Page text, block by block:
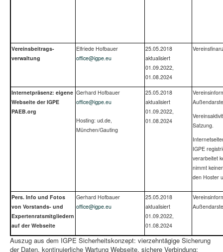
Vereinsbeitrags­
verwaltung
Elfriede Hofbauer
office@igpe.eu
25.05.2018
aktualisiert
01.09.2022,
01.08.2024
Internetpräsenz: eigene
Webseite der IGPE
PAEB.org
Gerhard Hofbauer
office@igpe.eu
Hosting: ud.de,
München/Gauting
25.05.2018
aktualisiert
01.09.2022,
01.08.2024
Satzung.
IGPE
verarbeitet
nimmt
den Hoster
Pers. Info und Fotos
von Vor­stands- und
Expertenrats­mitgliedern
auf der Webseite
Gerhard Hofbauer
office@igpe.eu
25.05.2018
aktualisiert
01.09.2022,
01.08.2024
Auszug aus dem IGPE Sicherheitskonzept: vierzehntägige Sicherung
der Daten, kontinuierliche Wartung Webseite, sichere Verbindung;